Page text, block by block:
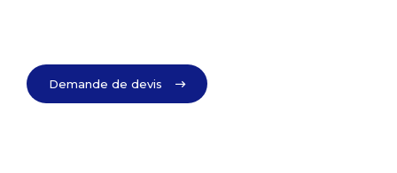
Demande de devis